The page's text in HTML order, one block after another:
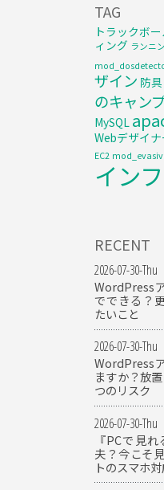
TAG
トラックボ
ィング ランニ
ザイン 防具
のキャン
MySQL
Webデザイナ
EC2
イン
RECENT
2026-07-30-Thu
WordPress
でできる？
たいこと
2026-07-30-Thu
WordPress
ますか？放
つのリスク
2026-07-30-Thu
『PCで見
夫？今こそ
トのスマホ